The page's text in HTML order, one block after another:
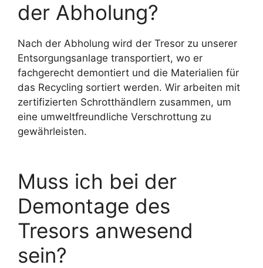
der Abholung?
Nach der Abholung wird der Tresor zu unserer
Entsorgungsanlage transportiert, wo er
fachgerecht demontiert und die Materialien für
das Recycling sortiert werden. Wir arbeiten mit
zertifizierten Schrotthändlern zusammen, um
eine umweltfreundliche Verschrottung zu
gewährleisten.
Muss ich bei der
Demontage des
Tresors anwesend
sein?